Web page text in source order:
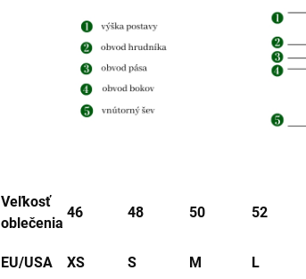
Veľkosť
oblečenia
46 48 50 52
EU/USA XS S M L